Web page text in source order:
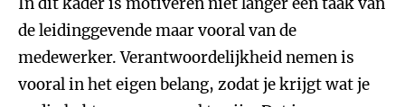
de leidinggevende maar vooral van de
medewerker. Verantwoordelijkheid nemen is
vooral in het eigen belang, zodat je krijgt wat je